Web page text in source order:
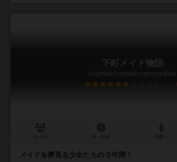
下町メイド物語
sitamachimaidomonogatari
6.1
メイドを夢見る少女たちの３年間！